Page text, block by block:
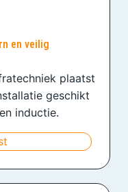
en veilig
plaatst
geschikt
inductie.